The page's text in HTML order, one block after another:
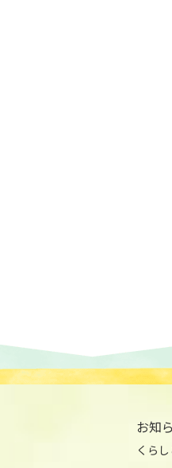
お知
くら